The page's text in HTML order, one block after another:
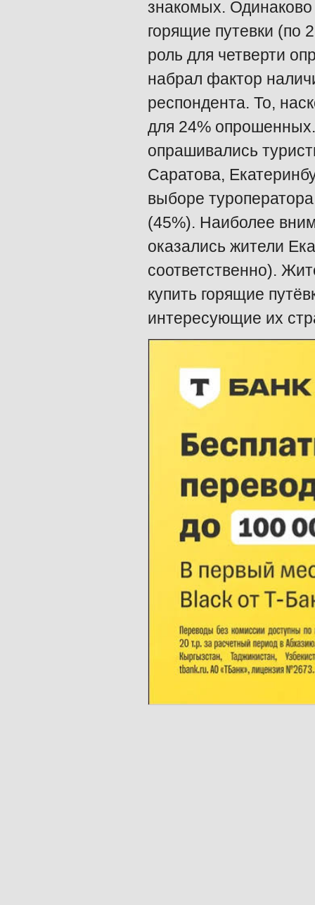
знакомых.
горящие путевки (по
роль для четверти
набрал фактор
респондента. То,
для 24%
опрашивались
Саратова,
выборе
(45%). Наиболее
оказались жители
соответственно).
купить горящие
интересующие их